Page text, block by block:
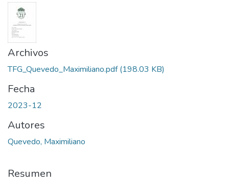
Archivos
TFG_Quevedo_Maximiliano.pdf(198.03 KB)
Fecha
2023-12
Autores
Quevedo, Maximiliano
Resumen